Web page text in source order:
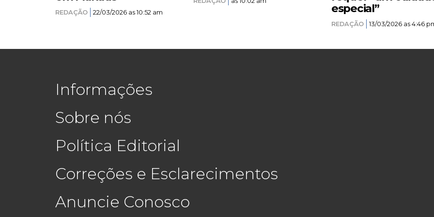
REDAÇÃO 22/03/2026 as 10:52 am
especial”
REDAÇÃO 13/03/2026 as 4:46
Informações
Sobre nós
Política Editorial
Correções e Esclarecimentos
Anuncie Conosco